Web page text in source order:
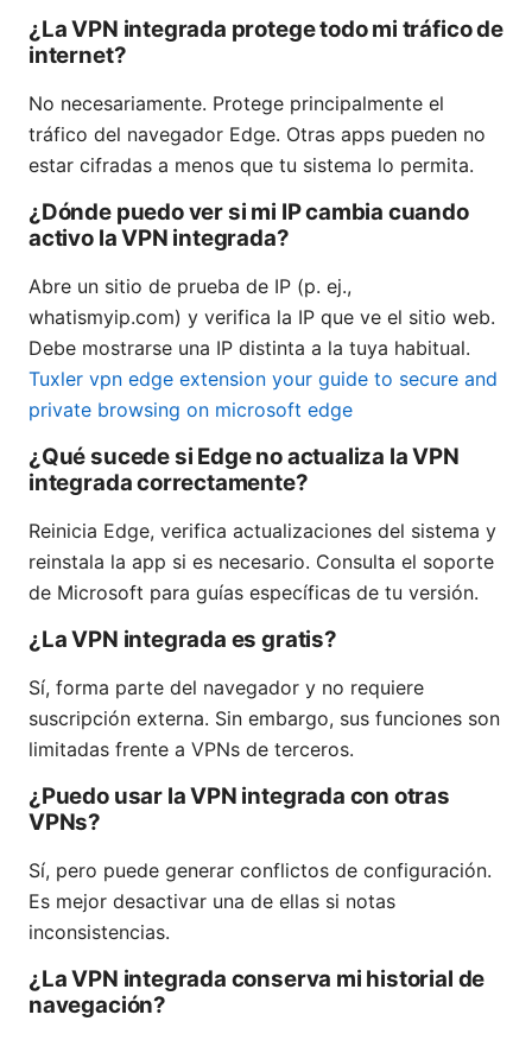
¿La VPN integrada protege todo mi tráfico de
internet?
No necesariamente. Protege principalmente el
tráfico del navegador Edge. Otras apps pueden no
estar cifradas a menos que tu sistema lo permita.
¿Dónde puedo ver si mi IP cambia cuando
activo la VPN integrada?
Abre un sitio de prueba de IP (p. ej.,
whatismyip.com) y verifica la IP que ve el sitio web.
Debe mostrarse una IP distinta a la tuya habitual.
Tuxler vpn edge extension your guide to secure and
private browsing on microsoft edge
¿Qué sucede si Edge no actualiza la VPN
integrada correctamente?
Reinicia Edge, verifica actualizaciones del sistema y
reinstala la app si es necesario. Consulta el soporte
de Microsoft para guías específicas de tu versión.
¿La VPN integrada es gratis?
Sí, forma parte del navegador y no requiere
suscripción externa. Sin embargo, sus funciones son
limitadas frente a VPNs de terceros.
¿Puedo usar la VPN integrada con otras
VPNs?
Sí, pero puede generar conflictos de configuración.
Es mejor desactivar una de ellas si notas
inconsistencias.
¿La VPN integrada conserva mi historial de
navegación?